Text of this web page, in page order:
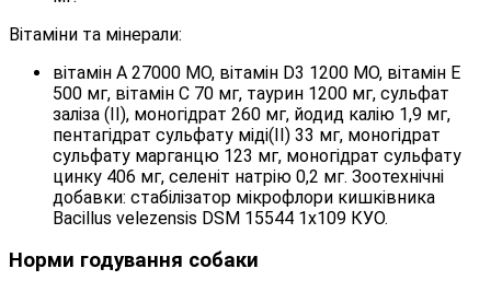
Вітаміни та мінерали:
вітамін A 27000 МО, вітамін D3 1200 МО, вітамін E
500 мг, вітамін C 70 мг, таурин 1200 мг, cульфат
залiза (ІІ), моногідрат 260 мг, йодид калію 1,9 мг,
пентагідрат сульфату міді(II) 33 мг, моногідрат
сульфату марганцю 123 мг, моногідрат сульфату
цинку 406 мг, селеніт натрію 0,2 мг. Зоотехнічні
добавки: стабілізатор мікрофлори кишківника
Bacillus velezensis DSM 15544 1x109 КУО.
Норми годування собаки